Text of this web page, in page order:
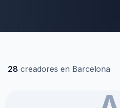
28 creadores en Barcelona